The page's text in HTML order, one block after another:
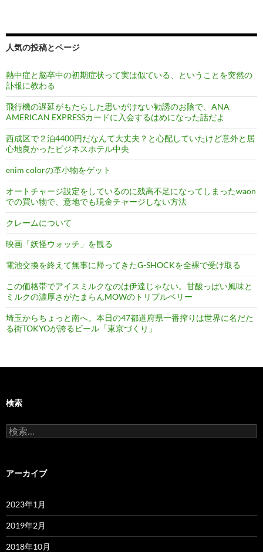
人気の投稿とページ
熱中症と脳卒中の初期症状って実は似ている、ということを突然の
訃報に教わる
飛行機の遅延がもたらした思いがけない勧誘のお陰で、ANA
AMERICAN EXPRESSカードに入会するはめになった話だよ
西成区で２泊4400円だなんて大丈夫？と心配していたけど意外と居
心地良かったビジネスホテル中央
enim colorの革小物をゲット
オートチャージ設定をしているのに残高不足になってしまったwaon
での買い物で、意地でも現金チャージしない方法
クレームについて
映画「妖怪ウォッチ」を観る
電池交換を終えて無事に帰ってきたG-SHOCKを全裸で受け取る
この価格帯でアイスミルクなのは伊達じゃない。甘酸っぱい風味と
ミルクの濃厚さがたまらんMOWのトリプルベリー
埼玉からちょっと南へ。本日の47都道府県一番搾りは世界に名だた
る街TOKYOが誇るビール「東京づくり」
検索
検
索:
アーカイブ
2023年1月
2019年2月
2018年10月